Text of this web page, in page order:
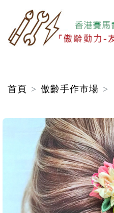
首頁 傲齡手作市場